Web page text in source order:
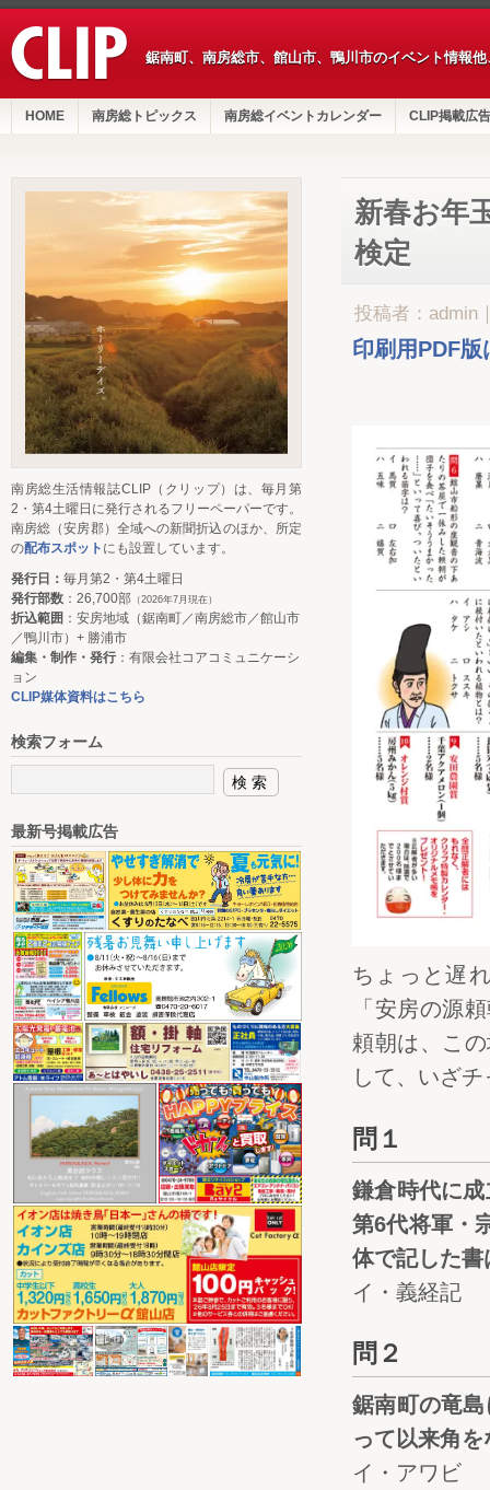
鋸南町、南房総市、館山市、鴨川市のイベント情報
HOME 南房総トピックス 南房総イベントカレンダー CLIP掲載広告
新春お年
検定
投稿者：admin
印刷用PDF版
ちょっと遅
「安房の源
頼朝は、こ
して、いざ
問１
鎌倉時代に
第6代将軍・
体で記した書
イ・義経
問２
鋸南町の竜
って以来角
イ・アワ
南房総生活情報誌CLIP（クリップ）は、毎月第
2・第4土曜日に発行されるフリーペーパーです。
南房総（安房郡）全域への新聞折込のほか、所定
の配布スポット にも設置しています。
発行日： 毎月第2・第4土曜日
発行部数 ：26,700部 （2026年7月現在）
折込範囲 ：安房地域（鋸南町／南房総市／館山市
／鴨川市）+ 勝浦市
編集・制作・発行：有限会社コアコミュニケーシ
ョン
CLIP媒体資料はこちら
検索フォーム
最新号掲載広告